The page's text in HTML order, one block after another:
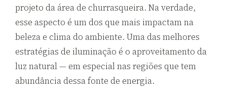
projeto da área de churrasqueira. Na verdade,
esse aspecto é um dos que mais impactam na
beleza e clima do ambiente. Uma das melhores
estratégias de iluminação é o aproveitamento da
luz natural — em especial nas regiões que tem
abundância dessa fonte de energia.